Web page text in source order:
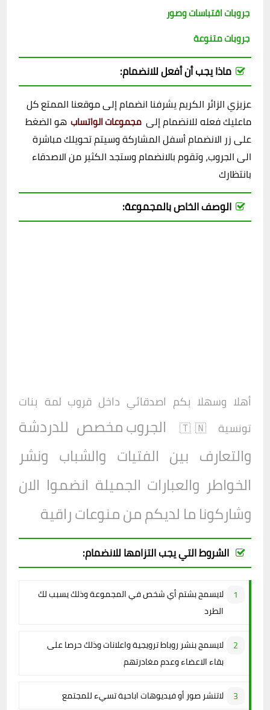
جروبات اقتباسات وصور
جروبات متنوعة
ماذا يجب أن أفعل للانضمام:
عزيزي الزائر الكريم يشرفنا انضمام إلى موقعنا الممتع كل
ماعليك فعله للانضمام إلى مجموعات الواتساب هو الضغط
على زر الانضمام أسفل المشاركة وسيتم تحويلك مباشرة
الى الجروب، وتقوم بالانضمام وستجد الكثير من الاصدقاء
بانتظارك
الوصف الخاص بالمجموعة:
أهلا وسهلا بكم اصدقائي داخل قروب لمة بنات
تونسية 🇹🇳
الجروب مخصص للدردشة
والتعارف بين الفتيات والشباب ونشر
الخواطر والعبارات الجميلة انضموا الان
وشاركونا ما لديكم من منوعات راقية
الشروط التي يجب التزامها للانضمام:
لايسمح بشتم أي شخص في المجموعة وذلك يسبب لك
الطرد
لايسمح بنشر روباط ترويجية واعلانات وذلك حرصا على
بقاء الاعضاء وعدم مغادرتهم
لاتنشر صور أو فيديوهات اباحية تسيء للمجتمع